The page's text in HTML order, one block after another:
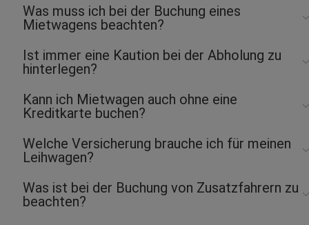
abgegeben am 24.06.2026
Abholort: Curaçao Flughafen
Cornelia S.
Abholort: Willemstad
Vermieter: Alamo
Kim Sofie L.
abgegeben am 21.06.2026
Vermieter: Europcar
Was muss ich bei der Buchung eines
Mietwagens beachten?
Ist immer eine Kaution bei der Abholung zu
hinterlegen?
Kann ich Mietwagen auch ohne eine
Kreditkarte buchen?
Welche Versicherung brauche ich für meinen
Leihwagen?
Was ist bei der Buchung von Zusatzfahrern zu
beachten?